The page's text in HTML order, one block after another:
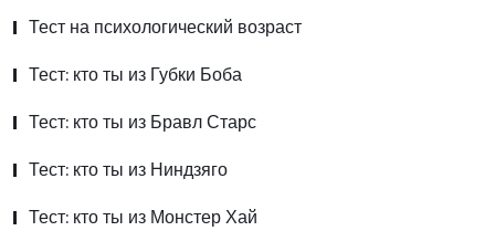
Тест на психологический возраст
Тест: кто ты из Губки Боба
Тест: кто ты из Бравл Старс
Тест: кто ты из Ниндзяго
Тест: кто ты из Монстер Хай